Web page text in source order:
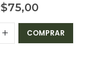
75,00
COMPRAR